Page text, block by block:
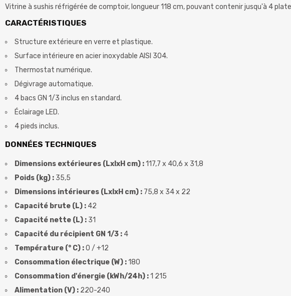
Vitrine à sushis réfrigérée de comptoir, longueur 118 cm, pouvant contenir jusqu'à 4
CARACTÉRISTIQUES
Structure extérieure en verre et plastique.
Surface intérieure en acier inoxydable AISI 304.
Thermostat numérique.
Dégivrage automatique.
4 bacs GN 1/3 inclus en standard.
Éclairage LED.
4 pieds inclus.
DONNÉES TECHNIQUES
Dimensions extérieures (LxlxH cm) :117,7 x 40,6 x 31,8
Poids (kg) : 35,5
Dimensions intérieures (LxlxH cm) : 75,8 x 34 x 22
Capacité brute (L) : 42
Capacité nette (L) : 31
Capacité du récipient GN 1/3 : 4
Température (° C) :0 / +12
Consommation électrique (W) :180
Consommation d'énergie (kWh/24h) :1 215
Alimentation (V) : 220-240